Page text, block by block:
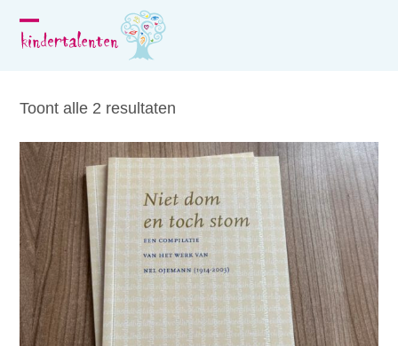
Open
menu
Close
menu
Toont alle 2 resultaten